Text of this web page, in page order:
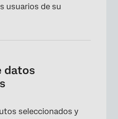
usuarios de su
datos
seleccionados y